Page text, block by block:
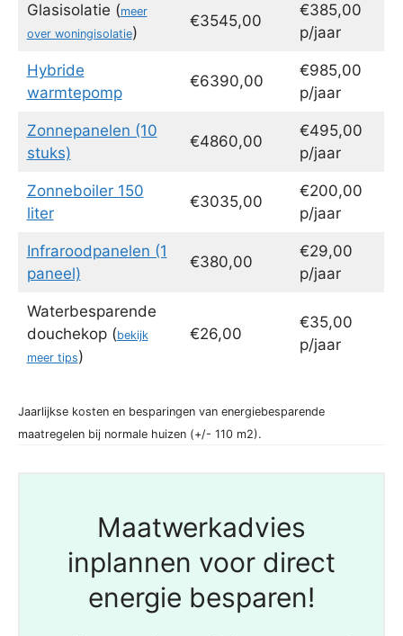
Glasisolatie (meer
over woningisolatie)
€3545,00
€385,00
p/jaar
Hybride
warmtepomp
€6390,00
€985,00
p/jaar
Zonnepanelen (10
stuks)
€4860,00
€495,00
p/jaar
Zonneboiler 150
liter
€3035,00
€200,00
p/jaar
Infraroodpanelen (1
paneel)
€380,00
€29,00
p/jaar
Waterbesparende
douchekop (bekijk
meer tips)
€26,00
€35,00
p/jaar
Jaarlijkse kosten en besparingen van energiebesparende
maatregelen bij normale huizen (+/- 110 m2).
Maatwerkadvies
inplannen voor direct
energie besparen!